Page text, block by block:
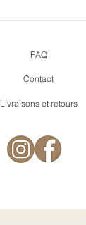
FAQ
Contact
Livraisons et retours